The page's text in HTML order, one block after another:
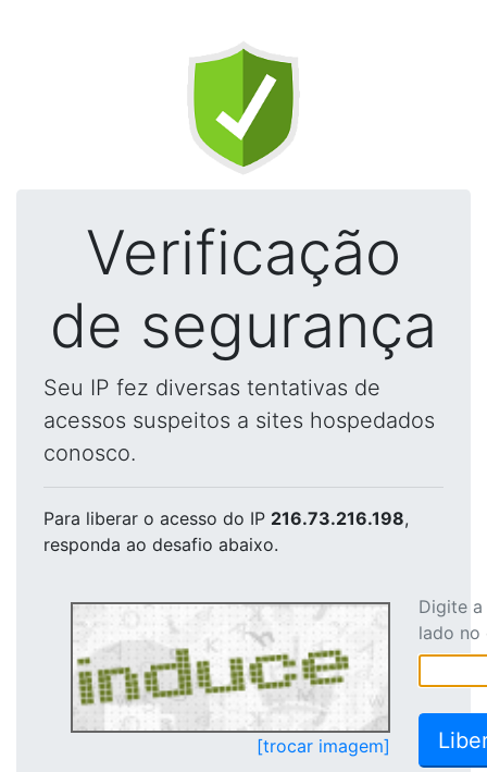
Verificação
de segurança
Seu IP fez diversas tentativas de
acessos suspeitos a sites hospedados
conosco.
Para liberar o acesso do IP 216.73.216.198,
responda ao desafio abaixo.
[trocar imagem]
Digite
lado no